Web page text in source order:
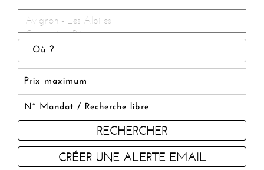
RECHERCHER
CRÉER UNE ALERTE EMAIL